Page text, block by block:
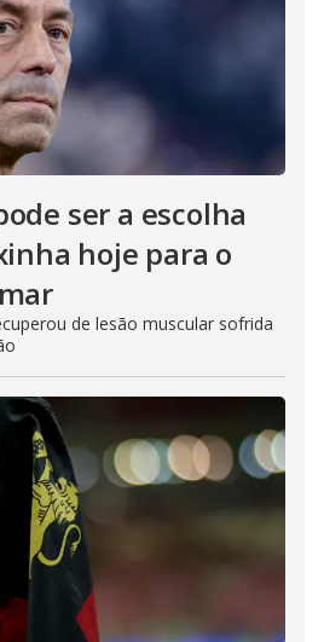
ser a escolha
hoje para o
de lesão muscular sofrida